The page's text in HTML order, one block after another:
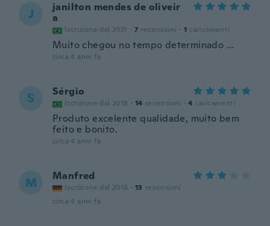
J
janilton mendes de oliveir
a
Iscrizione dal 2021 · 7 recensioni · 1 caricamenti
Muito chegou no tempo determinado ...
circa 4 anni fa
S Sérgio
Iscrizione dal 2018 · 14 recensioni · 4 caricamenti
Produto excelente qualidade, muito bem
feito e bonito.
circa 4 anni fa
M Manfred
Iscrizione dal 2016 · 13 recensioni
circa 4 anni fa